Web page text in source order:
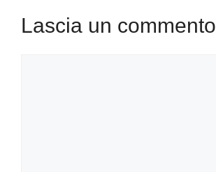
Lascia un commento